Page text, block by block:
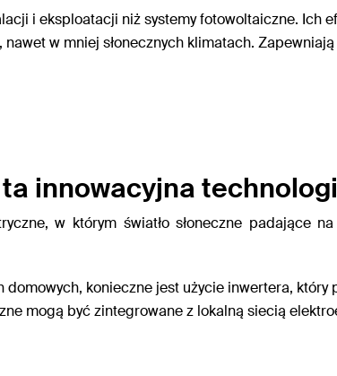
i eksploatacji niż systemy fotowoltaiczne. Ich
, nawet w mniej słonecznych klimatach.
innowacyjna
w którym światło słoneczne padające
konieczne jest użycie inwertera, który
mogą być zintegrowane z lokalną siecią